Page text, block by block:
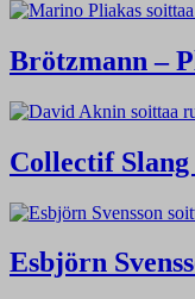
Brötzmann –
Collectif Slang
Esbjörn